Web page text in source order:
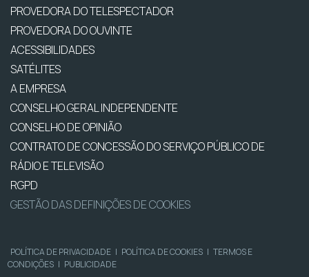
PROVEDORA DO TELESPECTADOR
PROVEDORA DO OUVINTE
ACESSIBILIDADES
SATÉLITES
A EMPRESA
CONSELHO GERAL INDEPENDENTE
CONSELHO DE OPINIÃO
CONTRATO DE CONCESSÃO DO SERVIÇO PÚBLICO DE
RÁDIO E TELEVISÃO
RGPD
GESTÃO DAS DEFINIÇÕES DE COOKIES
POLÍTICA DE PRIVACIDADE | POLÍTICA DE COOKIES | TERMOS E
CONDIÇÕES | PUBLICIDADE